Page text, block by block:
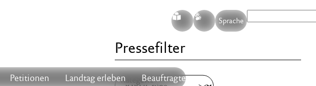
S G Sprache
Petitionen Landtag erleben Beauftragte
Pressefilter